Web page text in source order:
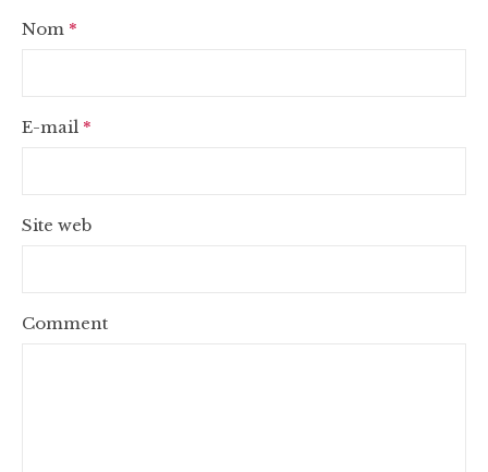
Nom *
E-mail *
Site web
Comment